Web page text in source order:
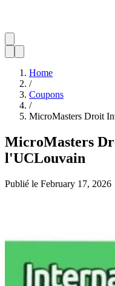
Home
/
Coupons
/
MicroMasters Droit
MicroMasters
l'UCLouvain
Publié le February 17, 2026